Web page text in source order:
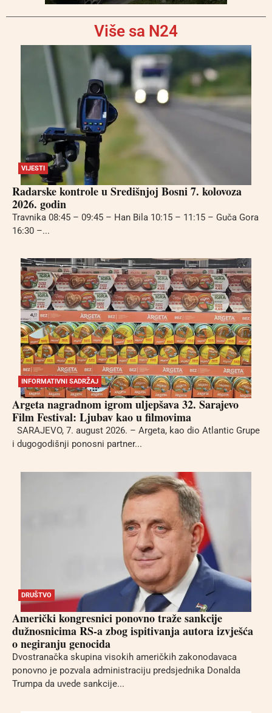
Više sa N24
VIJESTI
Radarske kontrole u Središnjoj Bosni 7. kolovoza
2026. godin
Travnika 08:45 – 09:45 – Han Bila 10:15 – 11:15 – Guča Gora
16:30 –...
INFORMATIVNI SADRŽAJ
Argeta nagradnom igrom uljepšava 32. Sarajevo
Film Festival: Ljubav kao u filmovima
SARAJEVO, 7. august 2026. – Argeta, kao dio Atlantic Grupe
i dugogodišnji ponosni partner...
DRUŠTVO
Američki kongresnici ponovno traže sankcije
dužnosnicima RS-a zbog ispitivanja autora izvješća
o negiranju genocida
Dvostranačka skupina visokih američkih zakonodavaca
ponovno je pozvala administraciju predsjednika Donalda
Trumpa da uvede sankcije...